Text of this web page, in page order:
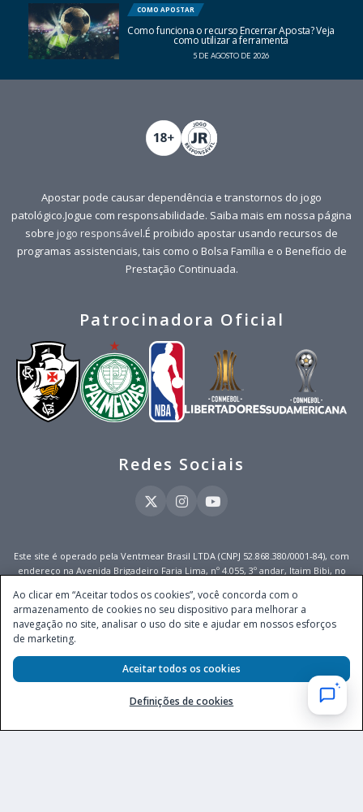
COMO APOSTAR
Como funciona o recurso Encerrar Aposta? Veja
como utilizar a ferramenta
5 DE AGOSTO DE 2026
Apostar pode causar dependência e transtornos do jogo
patológico.Jogue com responsabilidade. Saiba mais em nossa página
sobre jogo responsável.É proibido apostar usando recursos de
programas assistenciais, tais como o Bolsa Família e o Benefício de
Prestação Continuada.
Patrocinadora Oficial
Redes Sociais
Este site é operado pela Ventmear Brasil LTDA (CNPJ 52.868.380/0001-84), com
endereço na Avenida Brigadeiro Faria Lima, nº 4.055, 3º andar, Itaim Bibi, no
autorizada a operar apostas de quota fixa em todo território nacional pela
Secretaria de Prêmios e Apostas do Ministério da Fazenda, conforme Portaria nº
247, de 07.02.2025, publicada no DOU em 11.2.2025.
Ao clicar em “Aceitar todos os cookies”, você concorda com o
armazenamento de cookies no seu dispositivo para melhorar a
navegação no site, analisar o uso do site e ajudar em nossos esforços
de marketing.
Definições de cookies
Aceitar todos os cookies